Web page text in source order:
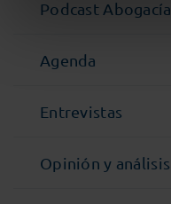
Podcast Abogacía
Agenda
Entrevistas
Opinión y análisis